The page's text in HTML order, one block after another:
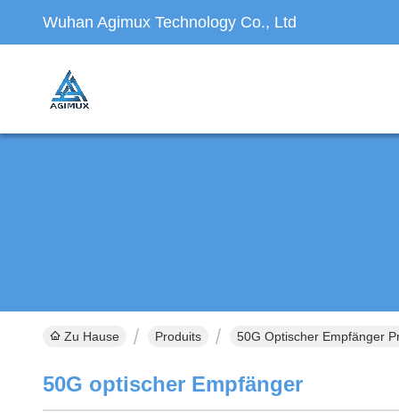
Wuhan Agimux Technology Co., Ltd
Zu Hause Produits 50G Optischer Empfänger
50G optischer Empfänger